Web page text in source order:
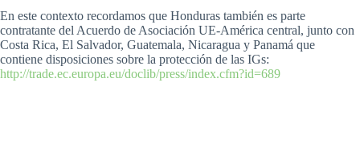
En este contexto recordamos que Honduras también es parte
contratante del Acuerdo de Asociación UE-América central, junto con
Costa Rica, El Salvador, Guatemala, Nicaragua y Panamá que
contiene disposiciones sobre la protección de las IGs:
http://trade.ec.europa.eu/doclib/press/index.cfm?id=689